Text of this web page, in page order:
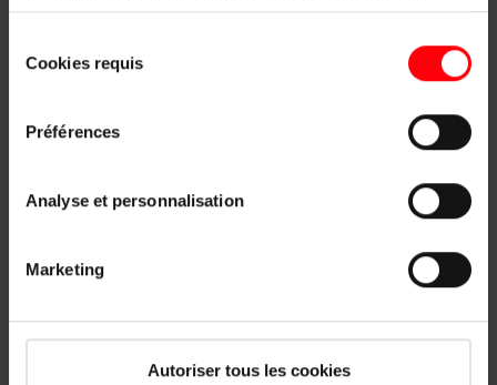
moment. Vous trouverez de plus amples informations sur les
cookies et les options de personnalisation sous le bouton "Afficher
les détails".
duCookies requis
Préférences
Analyse et personnalisation
Marketing
Autoriser tous les cookies